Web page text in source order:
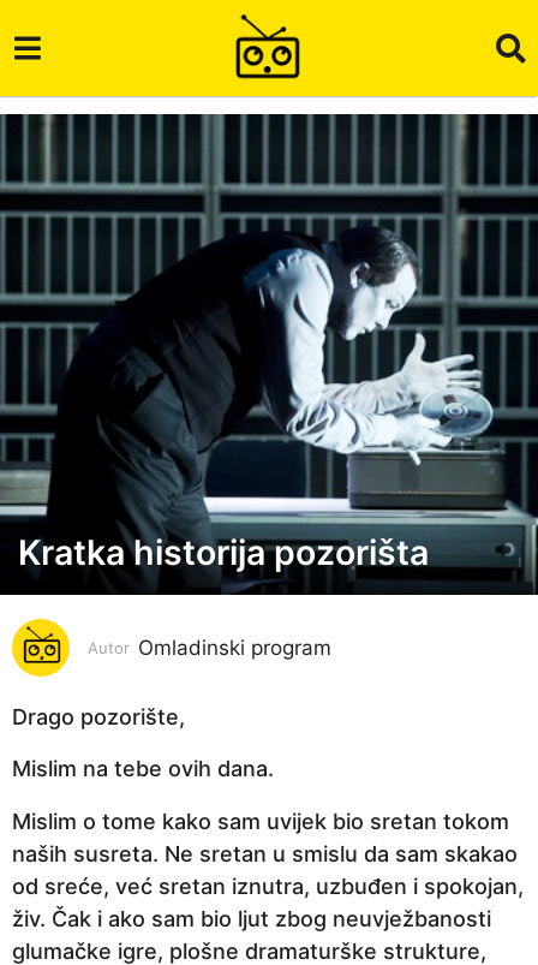
6
o
d
n
p
r
e
6
Kratka historija pozorišta
Autor Omladinski program
Drago pozorište,
Mislim na tebe ovih dana.
Mislim o tome kako sam uvijek bio sretan tokom
naših susreta. Ne sretan u smislu da sam skakao
od sreće, već sretan iznutra, uzbuđen i spokojan,
živ. Čak i ako sam bio ljut zbog neuvježbanosti
glumačke igre, plošne dramaturške strukture,